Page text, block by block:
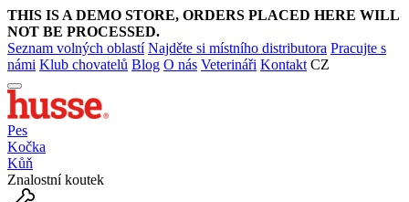
THIS IS A DEMO STORE, ORDERS PLACED HERE WILL
NOT BE PROCESSED.
Seznam volných oblastí Najděte si místního distributora Pracujte s
námi Klub chovatelů Blog O nás Veterináři Kontakt CZ
Pes
Kočka
Kůň
Znalostní koutek